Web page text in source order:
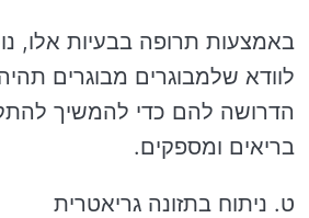
באמצעות תרופה בבעיות אלו,
לוודא שלמבוגרים מבוגרים
הדרושה להם כדי להמשיך
בריאים ומספקים.
ט. ניתוח בתזונה גריאטרית